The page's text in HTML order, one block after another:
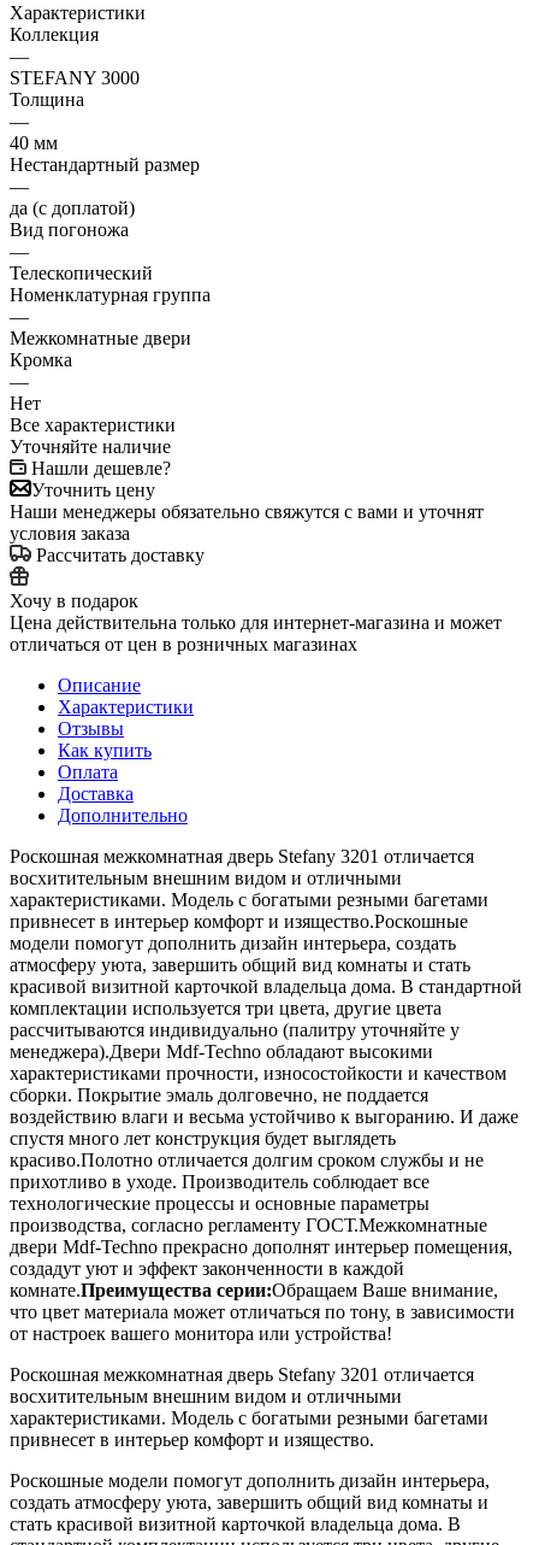
Характеристики
Коллекция
—
STEFANY 3000
Толщина
—
40 мм
Нестандартный размер
—
да (с доплатой)
Вид погоножа
—
Телескопический
Номенклатурная группа
—
Межкомнатные двери
Кромка
—
Нет
Все характеристики
Уточняйте наличие
Нашли дешевле?
Уточнить цену
Наши менеджеры обязательно свяжутся с вами и уточнят
условия заказа
Рассчитать доставку
Хочу в подарок
Цена действительна только для интернет-магазина и может
отличаться от цен в розничных магазинах
Описание
Характеристики
Отзывы
Как купить
Оплата
Доставка
Дополнительно
Роскошная межкомнатная дверь Stefany 3201 отличается
восхитительным внешним видом и отличными
характеристиками. Модель с богатыми резными багетами
привнесет в интерьер комфорт и изящество.Роскошные
модели помогут дополнить дизайн интерьера, создать
атмосферу уюта, завершить общий вид комнаты и стать
красивой визитной карточкой владельца дома. В стандартной
комплектации используется три цвета, другие цвета
рассчитываются индивидуально (палитру уточняйте у
менеджера).Двери Mdf-Techno обладают высокими
характеристиками прочности, износостойкости и качеством
сборки. Покрытие эмаль долговечно, не поддается
воздействию влаги и весьма устойчиво к выгоранию. И даже
спустя много лет конструкция будет выглядеть
красиво.Полотно отличается долгим сроком службы и не
прихотливо в уходе. Производитель соблюдает все
технологические процессы и основные параметры
производства, согласно регламенту ГОСТ.Межкомнатные
двери Mdf-Techno прекрасно дополнят интерьер помещения,
создадут уют и эффект законченности в каждой
комнате.Преимущества серии:Обращаем Ваше внимание,
что цвет материала может отличаться по тону, в зависимости
от настроек вашего монитора или устройства!
Роскошная межкомнатная дверь Stefany 3201 отличается
восхитительным внешним видом и отличными
характеристиками. Модель с богатыми резными багетами
привнесет в интерьер комфорт и изящество.
Роскошные модели помогут дополнить дизайн интерьера,
создать атмосферу уюта, завершить общий вид комнаты и
стать красивой визитной карточкой владельца дома. В